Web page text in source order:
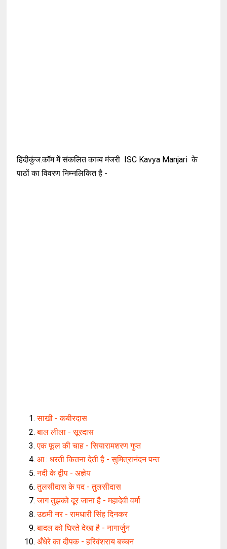
हिंदीकुंज.कॉम में संकलित काव्य मंजरी ISC Kavya Manjari के
पाठों का विवरण निम्नलिकित है -
साखी - कबीरदास
बाल लीला - सूरदास
एक फूल की चाह - सियारामशरण गुप्त
आ : धरती कितना देती है - सुमित्रानंदन पन्त
नदी के द्वीप - अज्ञेय
तुलसीदास के पद - तुलसीदास
जाग तुझको दूर जाना है - महादेवी वर्मा
उद्यमी नर - रामधारी सिंह दिनकर
बादल को घिरते देखा है - नागार्जुन
अँधेरे का दीपक - हरिवंशराय बच्चन